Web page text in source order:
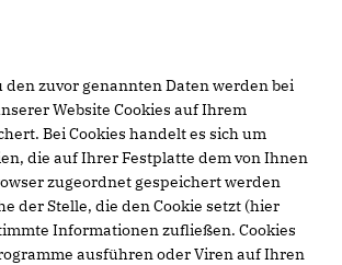
den zuvor genannten Daten werden bei
Website Cookies auf Ihrem
Bei Cookies handelt es sich um
die auf Ihrer Festplatte dem von Ihnen
zugeordnet gespeichert werden
der Stelle, die den Cookie setzt (hier
Informationen zufließen. Cookies
ausführen oder Viren auf Ihren